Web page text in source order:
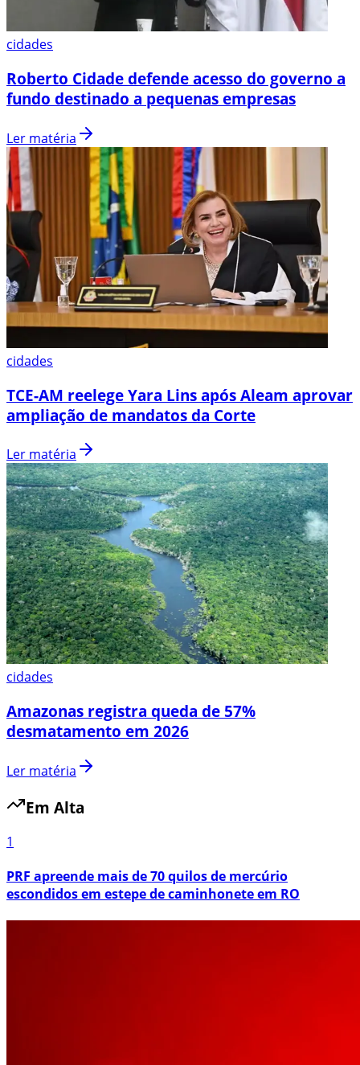
cidades
Roberto Cidade defende acesso do governo a
fundo destinado a pequenas empresas
Ler matéria
cidades
TCE-AM reelege Yara Lins após Aleam aprovar
ampliação de mandatos da Corte
Ler matéria
cidades
Amazonas registra queda de 57%
desmatamento em 2026
Ler matéria
Em Alta
1
PRF apreende mais de 70 quilos de mercúrio
escondidos em estepe de caminhonete em RO